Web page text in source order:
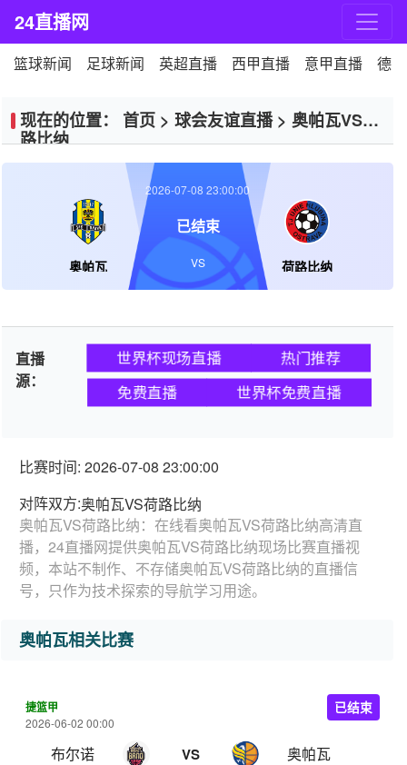
24直播网
篮球新闻 足球新闻 英超直播 西甲直播 意甲直播 德
现在的位置： 首页 > 球会友谊直播> 奥帕瓦VS荷
路比纳
奥帕瓦 荷路比纳
2026-07-08 23:00:00
已结束
VS
直播
源：
世界杯现场直播 热门推荐
免费直播 世界杯免费直播
比赛时间: 2026-07-08 23:00:00
对阵双方:奥帕瓦VS荷路比纳
奥帕瓦VS荷路比纳：在线看奥帕瓦VS荷路比纳高清直
播，24直播网提供奥帕瓦VS荷路比纳现场比赛直播视
频，本站不制作、不存储奥帕瓦VS荷路比纳的直播信
号，只作为技术探索的导航学习用途。
奥帕瓦相关比赛
捷篮甲
2026-06-02 00:00
布尔诺 VS 奥帕瓦
已结束